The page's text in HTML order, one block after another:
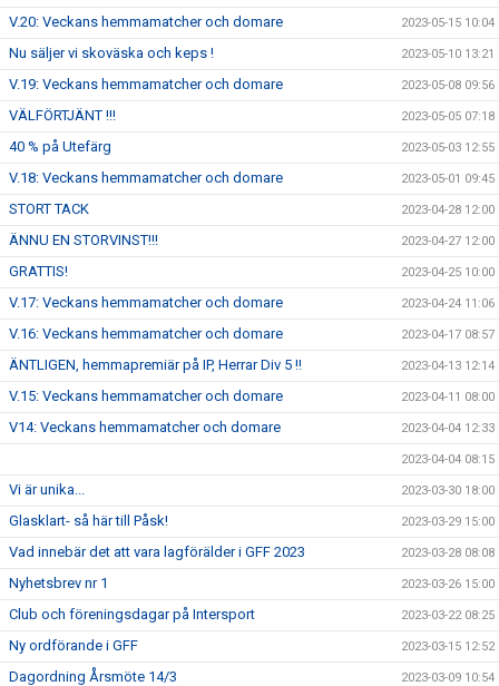
V.20: Veckans hemmamatcher och domare 2023-05-15 10:04
Nu säljer vi skoväska och keps ! 2023-05-10 13:21
V.19: Veckans hemmamatcher och domare 2023-05-08 09:56
VÄLFÖRTJÄNT !!! 2023-05-05 07:18
40 % på Utefärg 2023-05-03 12:55
V.18: Veckans hemmamatcher och domare 2023-05-01 09:45
STORT TACK 2023-04-28 12:00
ÄNNU EN STORVINST!!! 2023-04-27 12:00
GRATTIS! 2023-04-25 10:00
V.17: Veckans hemmamatcher och domare 2023-04-24 11:06
V.16: Veckans hemmamatcher och domare 2023-04-17 08:57
ÄNTLIGEN, hemmapremiär på IP, Herrar Div 5 !! 2023-04-13 12:14
V.15: Veckans hemmamatcher och domare 2023-04-11 08:00
V14: Veckans hemmamatcher och domare 2023-04-04 12:33
2023-04-04 08:15
Vi är unika... 2023-03-30 18:00
Glasklart- så här till Påsk! 2023-03-29 15:00
Vad innebär det att vara lagförälder i GFF 2023 2023-03-28 08:08
Nyhetsbrev nr 1 2023-03-26 15:00
Club och föreningsdagar på Intersport 2023-03-22 08:25
Ny ordförande i GFF 2023-03-15 12:52
Dagordning Årsmöte 14/3 2023-03-09 10:54